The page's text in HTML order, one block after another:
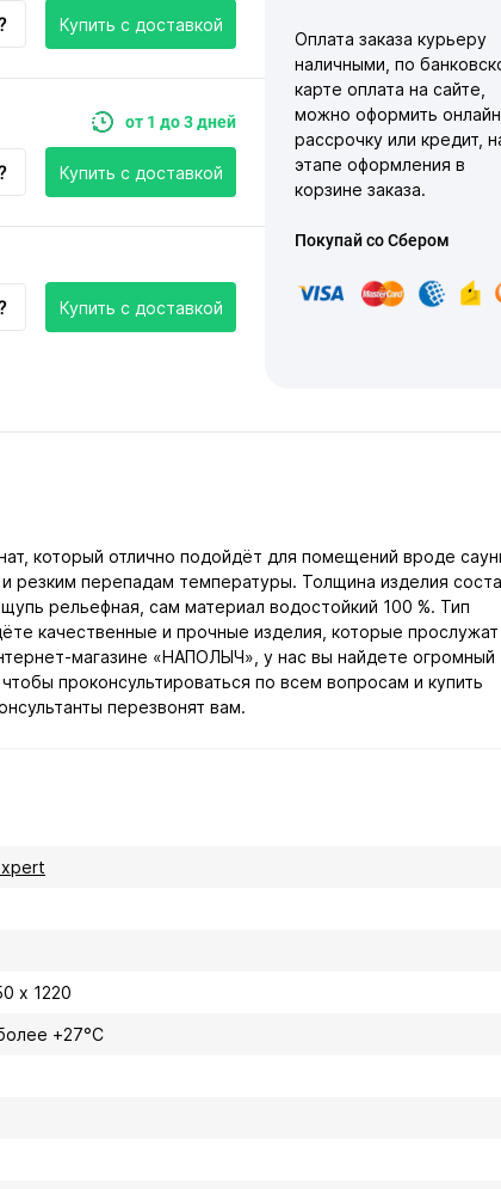
Купить c доставкой
от 1 до 3 дней
Купить c доставкой
Купить c доставкой
Оплата заказа курьеру
наличными, по
карте оплата на сайте,
можно оформить онлайн
рассрочку или кредит,
этапе оформления в
корзине заказа.
Покупай со Сбером
который отлично подойдёт для помещений вроде
резким перепадам температуры. Толщина изделия
рельефная, сам материал водостойкий 100 %. Тип
качественные и прочные изделия, которые прослужат
магазине «НАПОЛЫЧ», у нас вы найдете огромный
проконсультироваться по всем вопросам и купить
перезвонят вам.
х 1220
+27°C